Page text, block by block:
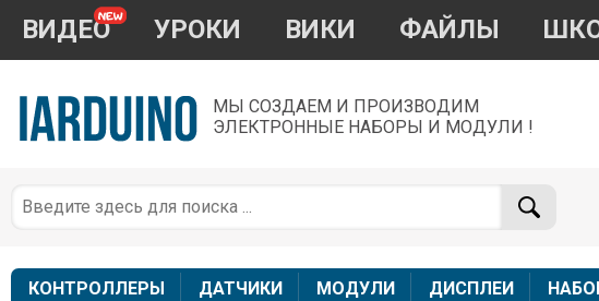
ВИДЕО УРОКИ ВИКИ ФАЙЛЫ
МЫ СОЗДАЕМ И ПРОИЗВОДИМ
ЭЛЕКТРОННЫЕ НАБОРЫ И МОДУЛИ !
КОНТРОЛЛЕРЫ ДАТЧИКИ МОДУЛИ ДИСПЛЕИ
По вопросам
+7 968
звонки и аудио